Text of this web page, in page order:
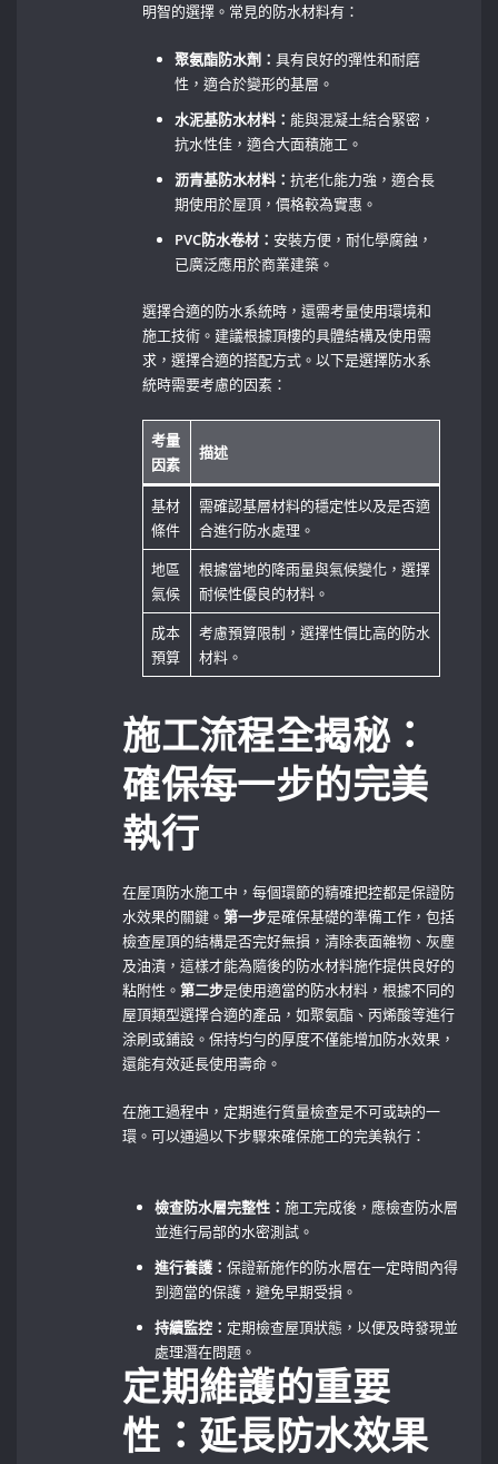
明智的選擇。常見的防水材料有：
聚氨酯防水劑：具有良好的彈性和耐磨
性，適合於變形的基層。
水泥基防水材料： 能與混凝土結合緊密，
抗水性佳，適合大面積施工。
沥青基防水材料：抗老化能力強，適合長
期使用於屋頂，價格較為實惠。
PVC防水卷材： 安裝方便，耐化學腐蝕，
已廣泛應用於商業建築。
選擇合適的防水系統時，還需考量使用環境和
施工技術。建議根據頂樓的具體結構及使用需
求，選擇合適的搭配方式。以下是選擇防水系
統時需要考慮的因素：
考量
因素
描述
基材
條件
需確認基層材料的穩定性以及是否適
合進行防水處理。
地區
氣候
根據當地的降雨量與氣候變化，選擇
耐候性優良的材料。
成本
預算
考慮預算限制，選擇性價比高的防水
材料。
施工流程全揭秘：
確保每一步的完美
執行
在屋頂防水施工中，每個環節的精確把控都是保證防
水效果的關鍵。第一步是確保基礎的準備工作，包括
檢查屋頂的結構是否完好無損，清除表面雜物、灰塵
及油漬，這樣才能為隨後的防水材料施作提供良好的
粘附性。第二步是使用適當的防水材料，根據不同的
屋頂類型選擇合適的產品，如聚氨酯、丙烯酸等進行
涂刷或鋪設。保持均勻的厚度不僅能增加防水效果，
還能有效延長使用壽命。
在施工過程中，定期進行質量檢查是不可或缺的一
環。可以通過以下步驟來確保施工的完美執行：
檢查防水層完整性：施工完成後，應檢查防水層
並進行局部的水密測試。
進行養護：保證新施作的防水層在一定時間內得
到適當的保護，避免早期受損。
持續監控： 定期檢查屋頂狀態，以便及時發現並
處理潛在問題。
定期維護的重要
性：延長防水效果